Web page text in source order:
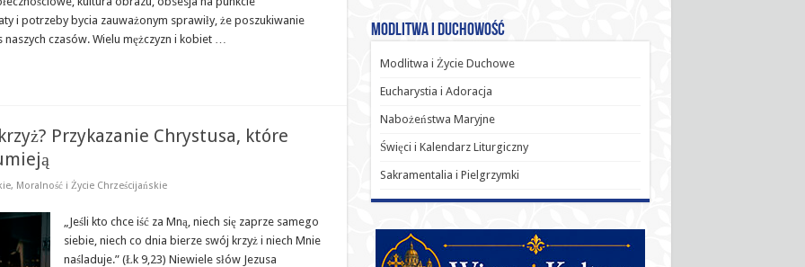
i potrzeby bycia zauważonym sprawiły, że poszukiwanie
czasów. Wielu mężczyzn i kobiet …
Przykazanie Chrystusa, które
, Moralność i Życie Chrześcijańskie
„Jeśli kto chce iść za Mną, niech się zaprze samego
siebie, niech co dnia bierze swój krzyż i niech Mnie
naśladuje.” (Łk 9,23) Niewiele słów Jezusa
Modlitwa i Duchowość
Modlitwa i Życie Duchowe
Eucharystia i Adoracja
Nabożeństwa Maryjne
Święci i Kalendarz Liturgiczny
Sakramentalia i Pielgrzymki